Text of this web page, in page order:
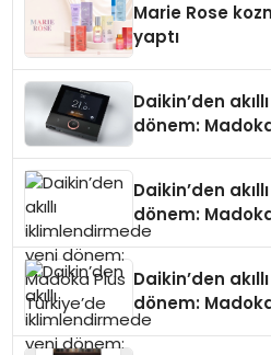
Marie Rose
yaptı
Daikin’den
dönem:
Daikin’den
dönem:
Daikin’den
dönem: